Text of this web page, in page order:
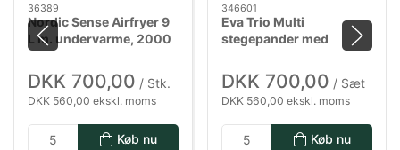
36389
Nordic Sense Airfryer 9
L m. undervarme, 2000
watt i sort
DKK 700,00 / Stk.
DKK 560,00 ekskl. moms
Køb nu
346601
Eva Trio Multi
stegepander med
Mosaic keramisk Slip-
Let belægning - 24 & 28
cm
DKK 700,00 / Sæt
DKK 560,00 ekskl. moms
Køb nu